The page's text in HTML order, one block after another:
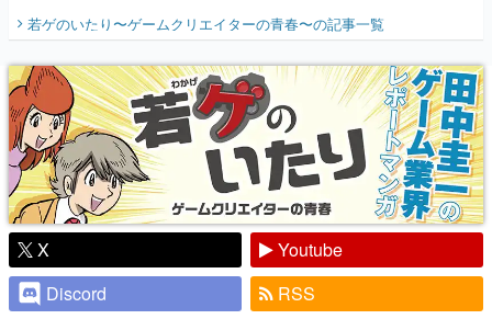
開く。業界の快男児・松山 洋に流れる血は
『少年ジャンプ』色だった【若ゲのいた
り】
若ゲのいたり〜ゲームクリエイターの青春〜の記事一覧
X
Youtube
Discord
RSS